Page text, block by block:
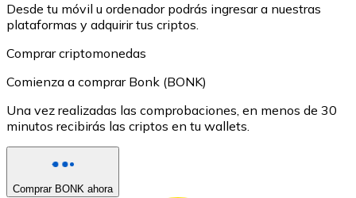
Desde tu móvil u ordenador podrás ingresar a nuestras
plataformas y adquirir tus criptos.
Comprar criptomonedas
Comienza a comprar Bonk (BONK)
Una vez realizadas las comprobaciones, en menos de 30
minutos recibirás las criptos en tu wallets.
Comprar BONK ahora